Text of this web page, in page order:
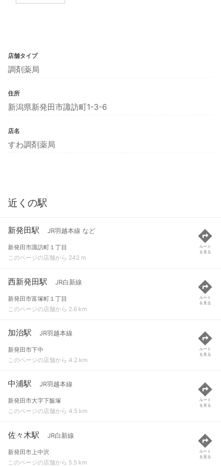
店舗タイプ
調剤薬局
住所
新潟県新発田市諏訪町1-3-6
店名
すわ調剤薬局
近くの駅
新発田駅 JR羽越本線 など
新発田市諏訪町１丁目
このページの店舗から 242 m
ルート
を見る
西新発田駅 JR白新線
新発田市富塚町１丁目
このページの店舗から 2.6 km
ルート
を見る
加治駅 JR羽越本線
新発田市下中
このページの店舗から 4.2 km
ルート
を見る
中浦駅 JR羽越本線
新発田市大字下飯塚
このページの店舗から 4.5 km
ルート
を見る
佐々木駅 JR白新線
新発田市上中沢
このページの店舗から 5.5 km
ルート
を見る